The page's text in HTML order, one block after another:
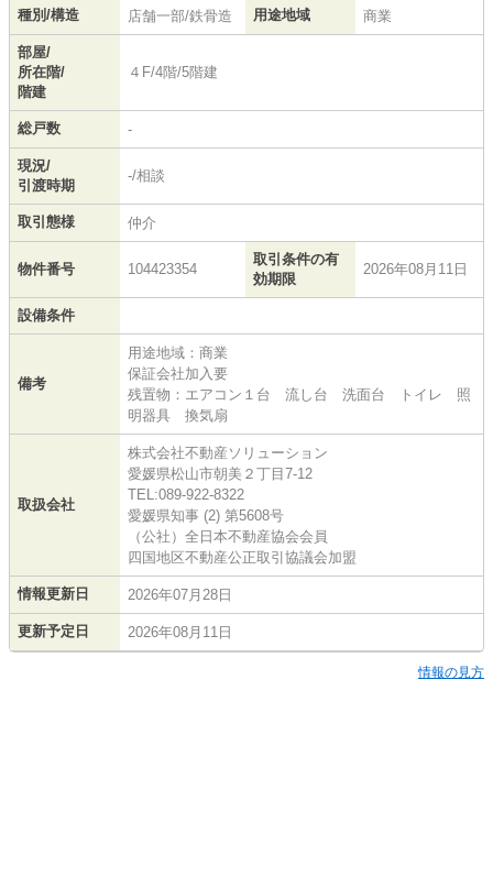
種別/構造 店舗一部/鉄骨造 用途地域 商業
部屋/
所在階/
階建
４F/4階/5階建
総戸数 -
現況/
引渡時期
-/相談
取引態様 仲介
物件番号 104423354
取引条件の有
効期限
2026年08月11日
設備条件
備考
用途地域：商業
保証会社加入要
残置物：エアコン１台 流し台 洗面台 トイレ 照
明器具 換気扇
取扱会社
株式会社不動産ソリューション
愛媛県松山市朝美２丁目7-12
TEL:089-922-8322
愛媛県知事 (2) 第5608号
（公社）全日本不動産協会会員
四国地区不動産公正取引協議会加盟
情報更新日 2026年07月28日
更新予定日 2026年08月11日
情報の見方